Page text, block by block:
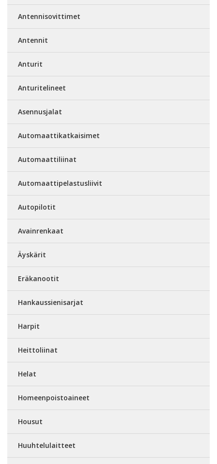
Antennisovittimet
Antennit
Anturit
Anturitelineet
Asennusjalat
Automaattikatkaisimet
Automaattiliinat
Automaattipelastusliivit
Autopilotit
Avainrenkaat
Äyskärit
Eräkanootit
Hankaussienisarjat
Harpit
Heittoliinat
Helat
Homeenpoistoaineet
Housut
Huuhtelulaitteet